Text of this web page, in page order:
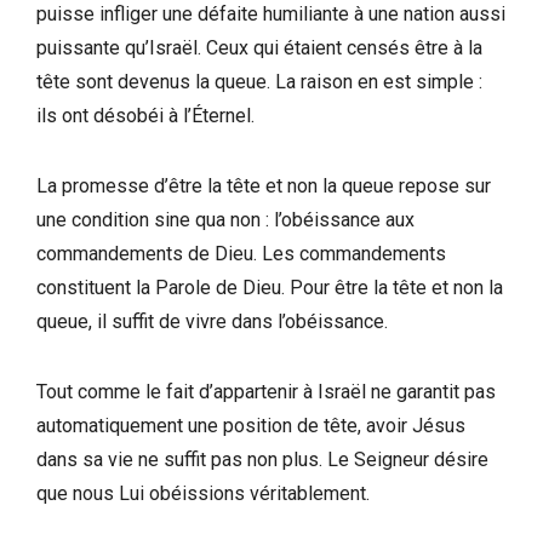
puisse infliger une défaite humiliante à une nation aussi
puissante qu’Israël. Ceux qui étaient censés être à la
tête sont devenus la queue. La raison en est simple :
ils ont désobéi à l’Éternel.
La promesse d’être la tête et non la queue repose sur
une condition sine qua non : l’obéissance aux
commandements de Dieu. Les commandements
constituent la Parole de Dieu. Pour être la tête et non la
queue, il suffit de vivre dans l’obéissance.
Tout comme le fait d’appartenir à Israël ne garantit pas
automatiquement une position de tête, avoir Jésus
dans sa vie ne suffit pas non plus. Le Seigneur désire
que nous Lui obéissions véritablement.